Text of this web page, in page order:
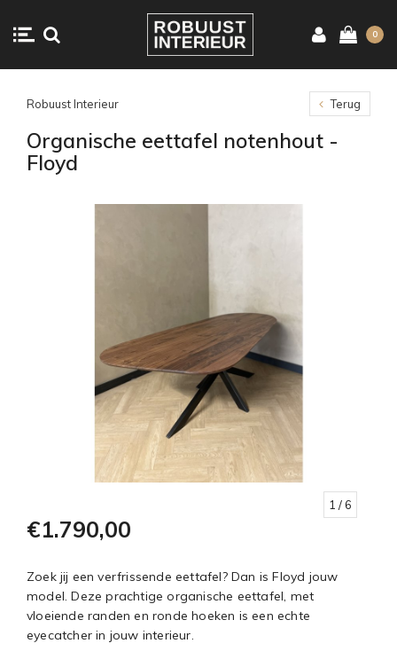
0
Robuust Interieur Terug
Organische eettafel notenhout -
Floyd
1 / 6
€1.790,00
Zoek jij een verfrissende eettafel? Dan is Floyd jouw
model. Deze prachtige organische eettafel, met
vloeiende randen en ronde hoeken is een echte
eyecatcher in jouw interieur.